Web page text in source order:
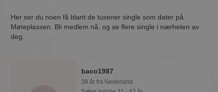
Her ser du noen få blant de tusener single som dater på
Møteplassen. Bli medlem nå, og se flere single i nærheten av
deg.
baco1987
38 år fra Nederland